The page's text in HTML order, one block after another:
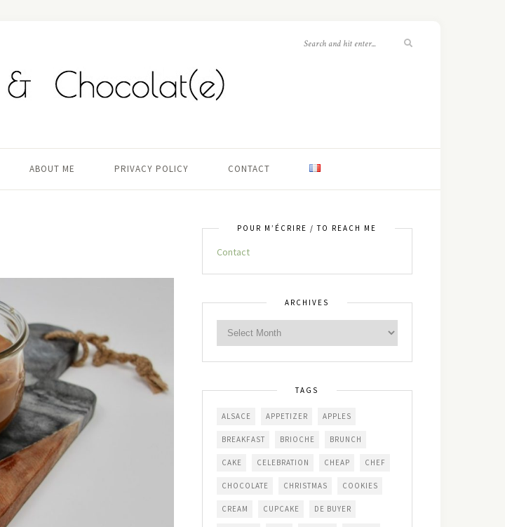
ABOUT ME PRIVACY POLICY CONTACT
POUR M’ÉCRIRE / TO REACH ME
Contact
ARCHIVES
TAGS
ALSACE APPETIZER APPLES
BREAKFAST BRIOCHE BRUNCH
CAKE CELEBRATION CHEAP CHEF
CHOCOLATE CHRISTMAS COOKIES
CREAM CUPCAKE DE BUYER